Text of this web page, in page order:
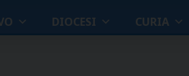
DIOCESI CURIA